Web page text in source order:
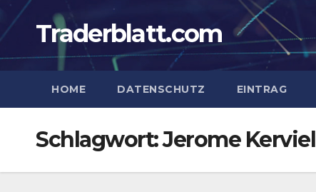
Zum
Inhalt
springen
Traderblatt.com
HOME DATENSCHUTZ EINTRAG
Schlagwort:Jerome Kerviel